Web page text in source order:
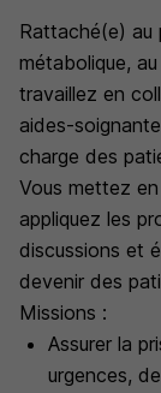
Rattaché(e) au
métabolique,
travaillez en
aides-
charge des
Vous mettez
appliquez les
discussions et
devenir des
Missions :
Assurer la
urgences,